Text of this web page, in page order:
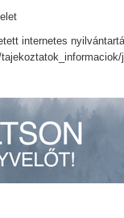
internetes